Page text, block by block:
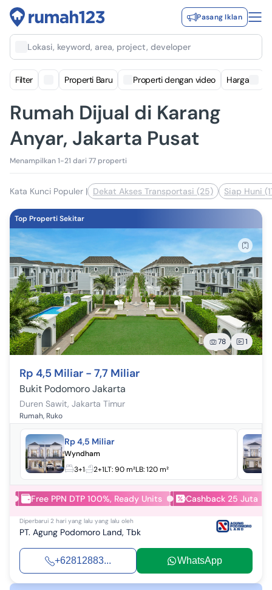
Pasang Iklan
Lokasi, keyword, area, project, developer
Filter Properti Baru Properti dengan video Harga
Rumah Dijual di Karang
Anyar, Jakarta Pusat
Menampilkan 1-21 dari 77 properti
Kata Kunci Populer | Dekat Akses Transportasi (25) Siap Huni
Top Properti Sekitar
78 1
Rp 4,5 Miliar - 7,7 Miliar
Bukit Podomoro Jakarta
Duren Sawit, Jakarta Timur
Rumah, Ruko
Rp 4,5 Miliar
Wyndham
3+1
2+1LT:90 m²LB:120 m²
Free PPN DTP 100%, Ready Units Cashback 25 Juta
Diperbarui 2 hari yang lalu yang lalu oleh
PT. Agung Podomoro Land, Tbk
+62812883... WhatsApp